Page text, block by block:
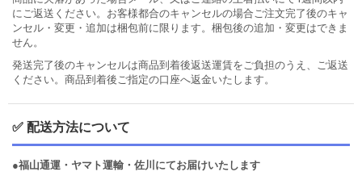
にご返送ください。お客様都合のキャンセルの場合ご注文完了後のキャ
ンセル・変更・追加は梱包前に限ります。梱包後の追加・変更はできま
せん。
発送完了後のキャンセルは商品到着後返送運賃をご負担のうえ、ご返送
ください。商品到着後ご指定の口座へ返金いたします。
✅ 配送方法について
●福山通運・ヤマト運輸・佐川にてお届けいたします